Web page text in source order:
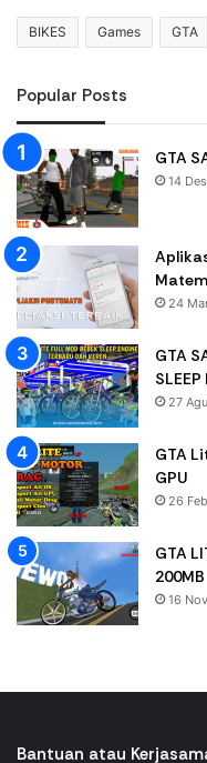
BIKES Games GTA
Popular Posts
GTA
14
24
GTA
27
GTA
GPU
26
GTA
200MB
16
Bantuan atau